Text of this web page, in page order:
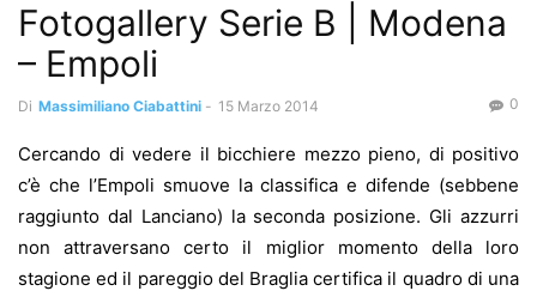
Fotogallery Serie B | Modena
– Empoli
Di Massimiliano Ciabattini - 15 Marzo 2014 0
Cercando di vedere il bicchiere mezzo pieno, di positivo
c’è che l’Empoli smuove la classifica e difende (sebbene
raggiunto dal Lanciano) la seconda posizione. Gli azzurri
non attraversano certo il miglior momento della loro
stagione ed il pareggio del Braglia certifica il quadro di una